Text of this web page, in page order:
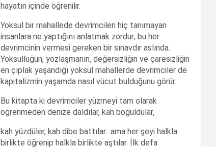
hayatın içinde öğrenilir.
Yoksul bir mahallede devrimcileri hiç tanımayan
insanlara ne yaptığını anlatmak zordur; bu her
devrimcinin vermesi gereken bir sınavdır aslında.
Yoksulluğun, yozlaşmanın, değersizliğin ve çaresizliğin
en çıplak yaşandığı yoksul mahallerde devrimciler de
kapitalizmin yaşamda nasıl vücut bulduğunu görür.
Bu kitapta ki devrimciler yüzmeyi tam olarak
öğrenmeden denize daldılar, kah boğuldular,
kah yüzdüler, kah dibe battılar.. ama her şeyi halkla
birlikte öğrenip halkla birlikte aştılar. İlk defa